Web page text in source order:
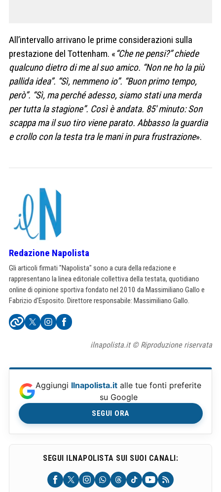
All’intervallo arrivano le prime considerazioni sulla
prestazione del Tottenham. «“Che ne pensi?” chiede
qualcuno dietro di me al suo amico. “Non ne ho la più
pallida idea”. “Sì, nemmeno io”. “Buon primo tempo,
però”. “Sì, ma perché adesso, siamo stati una merda
per tutta la stagione”. Così è andata. 85′ minuto: Son
scappa ma il suo tiro viene parato. Abbasso la guardia
e crollo con la testa tra le mani in pura frustrazione».
Redazione Napolista
Gli articoli firmati "Napolista" sono a cura della redazione e
rappresentano la linea editoriale collettiva della testata, quotidiano
online di opinione sportiva fondato nel 2010 da Massimiliano Gallo e
Fabrizio d'Esposito. Direttore responsabile: Massimiliano Gallo.
ilnapolista.it © Riproduzione riservata
Aggiungi Ilnapolista.it alle tue fonti preferite
su Google
SEGUI ORA
SEGUI ILNAPOLISTA SUI SUOI CANALI: